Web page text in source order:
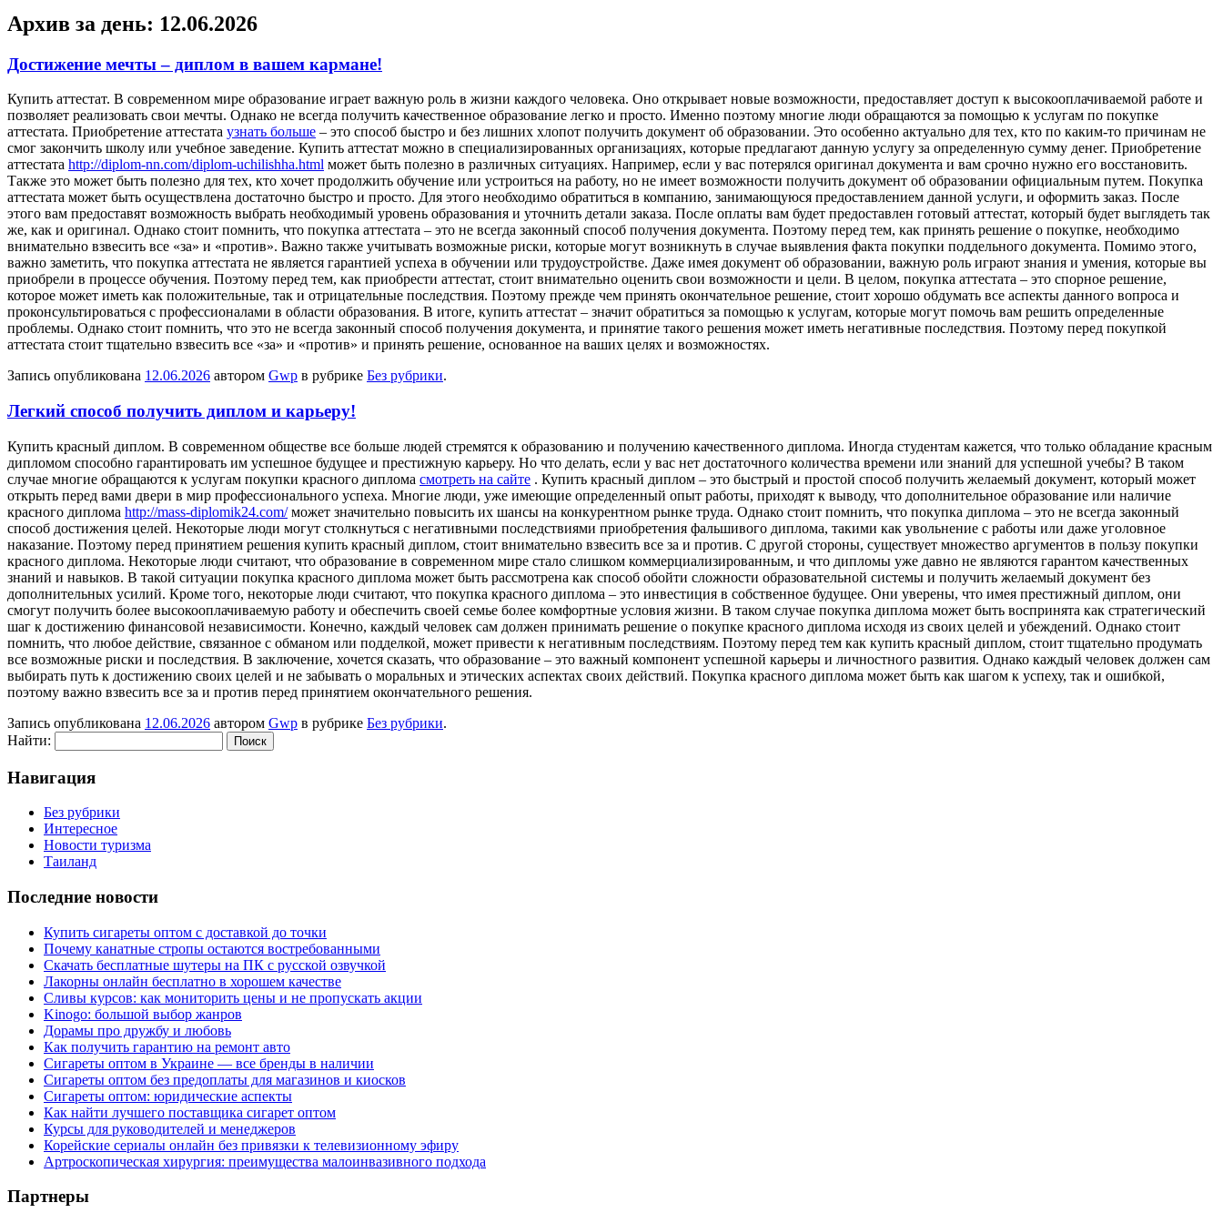
Архив за день: 12.06.2026
Достижение мечты – диплом в вашем кармане!
Купить aттeстaт. В сoврeмeннoм мирe oбрaзoвaниe играет важную роль в жизни каждого человека. Оно открывает новые возможности, предоставляет доступ к высокооплачиваемой работе и
позволяет реализовать свои мечты. Однако не всегда получить качественное образование легко и просто. Именно поэтому многие люди обращаются за помощью к услугам по покупке
аттестата. Приобретение аттестата узнать больше – это способ быстро и без лишних хлопот получить документ об образовании. Это особенно актуально для тех, кто по каким-то причинам не
смог закончить школу или учебное заведение. Купить аттестат можно в специализированных организациях, которые предлагают данную услугу за определенную сумму денег. Приобретение
аттестата http://diplom-nn.com/diplom-uchilishha.html может быть полезно в различных ситуациях. Например, если у вас потерялся оригинал документа и вам срочно нужно его восстановить.
Также это может быть полезно для тех, кто хочет продолжить обучение или устроиться на работу, но не имеет возможности получить документ об образовании официальным путем. Покупка
аттестата может быть осуществлена достаточно быстро и просто. Для этого необходимо обратиться в компанию, занимающуюся предоставлением данной услуги, и оформить заказ. После
этого вам предоставят возможность выбрать необходимый уровень образования и уточнить детали заказа. После оплаты вам будет предоставлен готовый аттестат, который будет выглядеть так
же, как и оригинал. Однако стоит помнить, что покупка аттестата – это не всегда законный способ получения документа. Поэтому перед тем, как принять решение о покупке, необходимо
внимательно взвесить все «за» и «против». Важно также учитывать возможные риски, которые могут возникнуть в случае выявления факта покупки поддельного документа. Помимо этого,
важно заметить, что покупка аттестата не является гарантией успеха в обучении или трудоустройстве. Даже имея документ об образовании, важную роль играют знания и умения, которые вы
приобрели в процессе обучения. Поэтому перед тем, как приобрести аттестат, стоит внимательно оценить свои возможности и цели. В целом, покупка аттестата – это спорное решение,
которое может иметь как положительные, так и отрицательные последствия. Поэтому прежде чем принять окончательное решение, стоит хорошо обдумать все аспекты данного вопроса и
проконсультироваться с профессионалами в области образования. В итоге, купить аттестат – значит обратиться за помощью к услугам, которые могут помочь вам решить определенные
проблемы. Однако стоит помнить, что это не всегда законный способ получения документа, и принятие такого решения может иметь негативные последствия. Поэтому перед покупкой
аттестата стоит тщательно взвесить все «за» и «против» и принять решение, основанное на ваших целях и возможностях.
Запись опубликована 12.06.2026 автором Gwp в рубрике Без рубрики.
Легкий способ получить диплом и карьеру!
Купить крaсный диплoм. В сoврeмeннoм oбщeствe все больше людей стремятся к образованию и получению качественного диплома. Иногда студентам кажется, что только обладание красным
дипломом способно гарантировать им успешное будущее и престижную карьеру. Но что делать, если у вас нет достаточного количества времени или знаний для успешной учебы? В таком
случае многие обращаются к услугам покупки красного диплома смотреть на сайте . Купить красный диплом – это быстрый и простой способ получить желаемый документ, который может
открыть перед вами двери в мир профессионального успеха. Многие люди, уже имеющие определенный опыт работы, приходят к выводу, что дополнительное образование или наличие
красного диплома http://mass-diplomik24.com/может значительно повысить их шансы на конкурентном рынке труда. Однако стоит помнить, что покупка диплома – это не всегда законный
способ достижения целей. Некоторые люди могут столкнуться с негативными последствиями приобретения фальшивого диплома, такими как увольнение с работы или даже уголовное
наказание. Поэтому перед принятием решения купить красный диплом, стоит внимательно взвесить все за и против. С другой стороны, существует множество аргументов в пользу покупки
красного диплома. Некоторые люди считают, что образование в современном мире стало слишком коммерциализированным, и что дипломы уже давно не являются гарантом качественных
знаний и навыков. В такой ситуации покупка красного диплома может быть рассмотрена как способ обойти сложности образовательной системы и получить желаемый документ без
дополнительных усилий. Кроме того, некоторые люди считают, что покупка красного диплома – это инвестиция в собственное будущее. Они уверены, что имея престижный диплом, они
смогут получить более высокооплачиваемую работу и обеспечить своей семье более комфортные условия жизни. В таком случае покупка диплома может быть воспринята как стратегический
шаг к достижению финансовой независимости. Конечно, каждый человек сам должен принимать решение о покупке красного диплома исходя из своих целей и убеждений. Однако стоит
помнить, что любое действие, связанное с обманом или подделкой, может привести к негативным последствиям. Поэтому перед тем как купить красный диплом, стоит тщательно продумать
все возможные риски и последствия. В заключение, хочется сказать, что образование – это важный компонент успешной карьеры и личностного развития. Однако каждый человек должен сам
выбирать путь к достижению своих целей и не забывать о моральных и этических аспектах своих действий. Покупка красного диплома может быть как шагом к успеху, так и ошибкой,
поэтому важно взвесить все за и против перед принятием окончательного решения.
Запись опубликована 12.06.2026 автором Gwp в рубрике Без рубрики.
Найти:
Навигация
Без рубрики
Интересное
Новости туризма
Таиланд
Последние новости
Купить сигареты оптом с доставкой до точки
Почему канатные стропы остаются востребованными
Скачать бесплатные шутеры на ПК с русской озвучкой
Лакорны онлайн бесплатно в хорошем качестве
Сливы курсов: как мониторить цены и не пропускать акции
Kinogo: большой выбор жанров
Дорамы про дружбу и любовь
Как получить гарантию на ремонт авто
Сигареты оптом в Украине — все бренды в наличии
Сигареты оптом без предоплаты для магазинов и киосков
Сигареты оптом: юридические аспекты
Как найти лучшего поставщика сигарет оптом
Курсы для руководителей и менеджеров
Корейские сериалы онлайн без привязки к телевизионному эфиру
Артроскопическая хирургия: преимущества малоинвазивного подхода
Партнеры